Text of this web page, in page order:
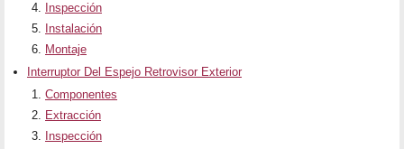
Inspección
Instalación
Montaje
Interruptor Del Espejo Retrovisor Exterior
Componentes
Extracción
Inspección